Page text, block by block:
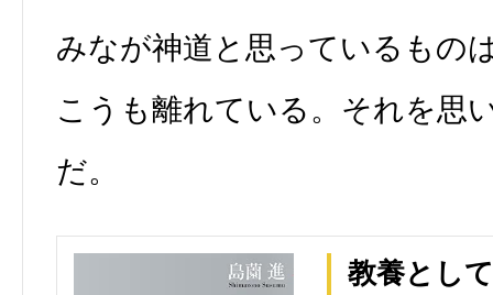
みなが神道と思っているもの
こうも離れている。それを思
だ。
教養とし